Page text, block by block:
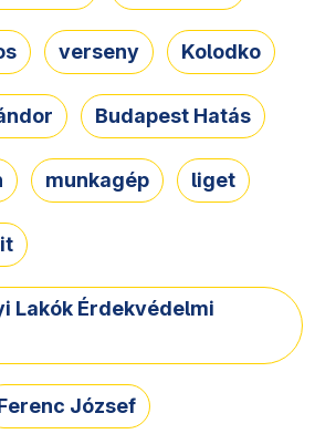
verseny Kolodko
Budapest Hatás
munkagép liget
Lakók Érdekvédelmi
József